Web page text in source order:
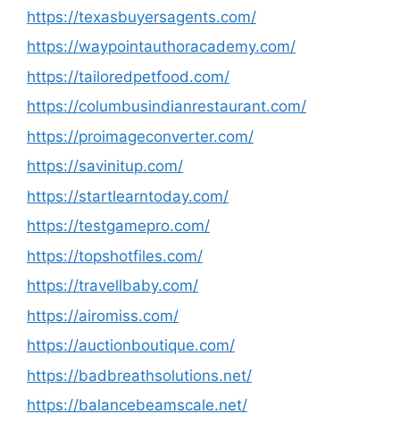
https://texasbuyersagents.com/
https://waypointauthoracademy.com/
https://tailoredpetfood.com/
https://columbusindianrestaurant.com/
https://proimageconverter.com/
https://savinitup.com/
https://startlearntoday.com/
https://testgamepro.com/
https://topshotfiles.com/
https://travellbaby.com/
https://airomiss.com/
https://auctionboutique.com/
https://badbreathsolutions.net/
https://balancebeamscale.net/